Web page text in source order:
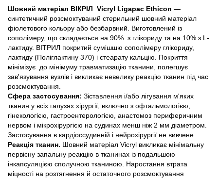
Шовний матеріал ВІКРІЛ Vicryl Ligapac Ethicon —
синтетичний розсмоктуваний стерильний шовний матеріал
фіолетового кольору або безбарвний. Виготовлений із
сополімеру, що складається на 90% з глікориду та на 10% з L-
лактиду. ВІТРИЛ покритий сумішшю сополімеру глікориду,
лактиду (Поліглактину 370) і стеарату кальцію. Покриття
мінімізує до мінімуму травматизацію тканини, полегшує
зав'язування вузлів і викликає невелику реакцію тканин під час
розсмоктування.
Сфера застосування: Зіставлення і/або лігування м'яких
тканин у всіх галузях хірургії, включно з офтальмологією,
гінекологією, гастроентерологією, анастомоз периферичним
нервом і мікрохірургією на судинах менш ніж 2 мм діаметром.
Застосування в кардіоссудинній і нейрохірургії не вивчене.
Реакція тканин. Шовний матеріал Vicryl викликає мінімальну
первісну запальну реакцію в тканинах із подальшою
інкапсуляцією сполучною тканиною. Наростання втрата
міцності на розтягнення й остаточного розсмоктування